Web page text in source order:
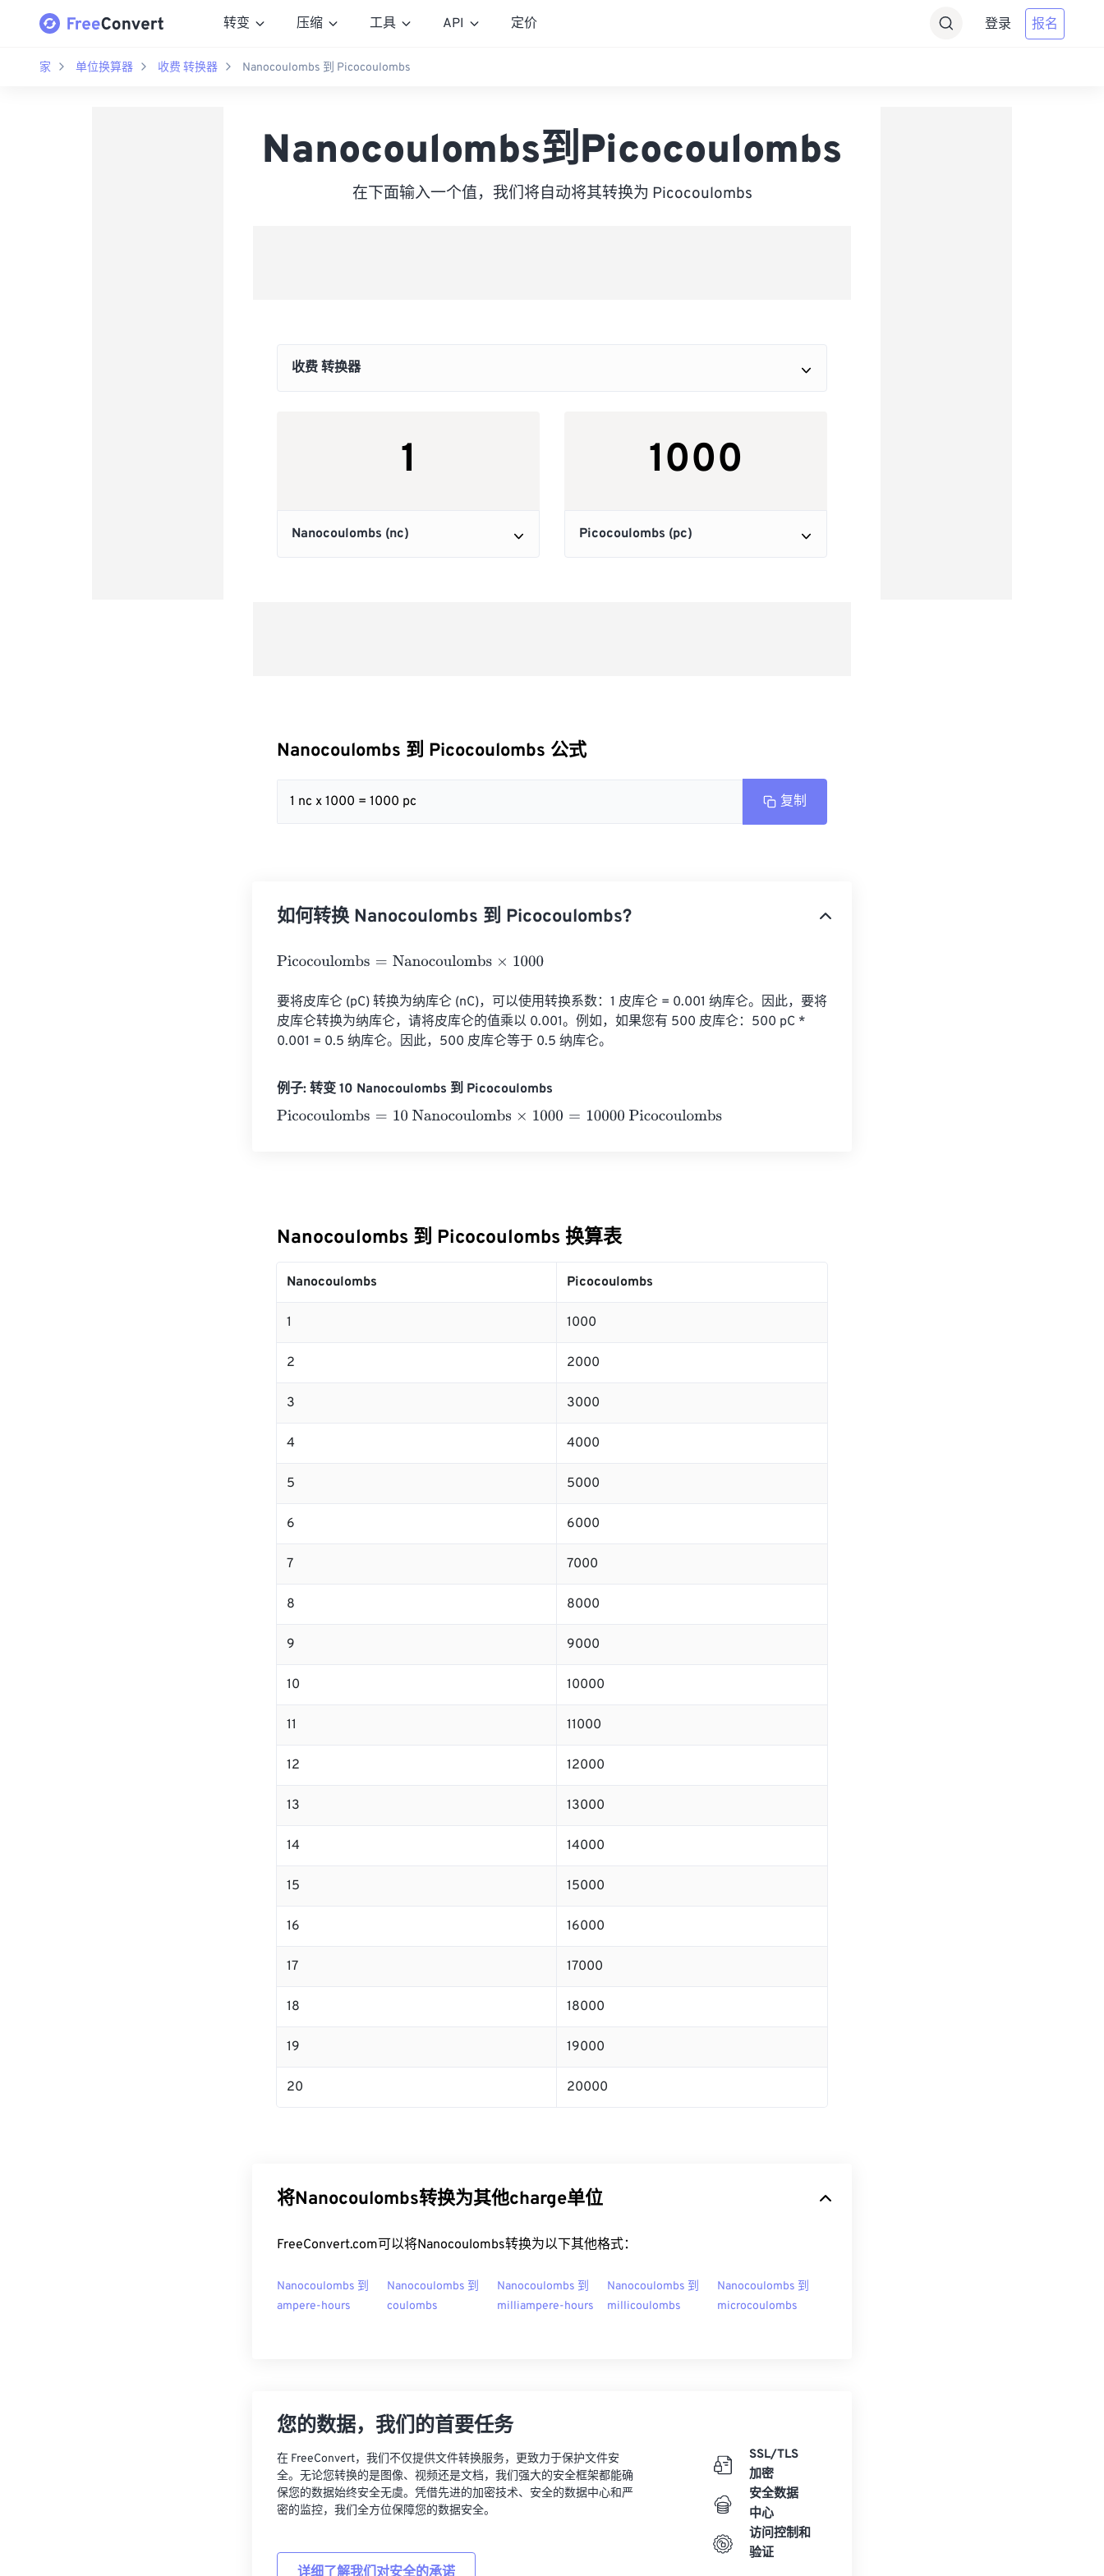
转变 压缩 工具 API 定价 登录 报名
家 单位换算器 收费 转换器 Nanocoulombs 到 Picocoulombs
Nanocoulombs到Picocoulombs
在下面输入一个值，我们将自动将其转换为 Picocoulombs
Nanocoulombs 到 Picocoulombs 公式
1 nc x 1000 = 1000 pc 复制
如何转换 Nanocoulombs 到 Picocoulombs?
Picocoulombs=Nanocoulombs×1000
要将皮库仑 (pC) 转换为纳库仑 (nC)，可以使用转换系数：1 皮库仑 = 0.001 纳库仑。因此，要将
皮库仑转换为纳库仑，请将皮库仑的值乘以 0.001。例如，如果您有 500 皮库仑：500 pC *
0.001 = 0.5 纳库仑。因此，500 皮库仑等于 0.5 纳库仑。
例子: 转变 10 Nanocoulombs 到 Picocoulombs
Picocoulombs=10 Nanocoulombs×1000=10000 Picocoulombs
Nanocoulombs 到 Picocoulombs 换算表
Nanocoulombs Picocoulombs
1 1000
2 2000
3 3000
4 4000
5 5000
6 6000
7 7000
8 8000
9 9000
10 10000
11 11000
12 12000
13 13000
14 14000
15 15000
16 16000
17 17000
18 18000
19 19000
20 20000
将Nanocoulombs转换为其他charge单位
FreeConvert.com可以将Nanocoulombs转换为以下其他格式：
Nanocoulombs 到
ampere-hours
Nanocoulombs 到
coulombs
Nanocoulombs 到
milliampere-hours
Nanocoulombs 到
millicoulombs
Nanocoulombs 到
microcoulombs
您的数据，我们的首要任务
在 FreeConvert，我们不仅提供文件转换服务，更致力于保护文件安
全。无论您转换的是图像、视频还是文档，我们强大的安全框架都能确
保您的数据始终安全无虞。凭借先进的加密技术、安全的数据中心和严
密的监控，我们全方位保障您的数据安全。
详细了解我们对安全的承诺
SSL/TLS
加密
安全数据
中心
访问控制和
验证